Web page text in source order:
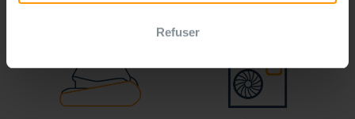
Refuser